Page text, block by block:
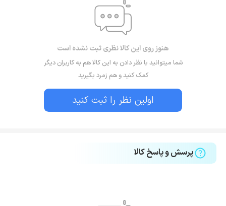
هنوز روی این کالا نظری ثبت نشده است
شما میتوانید با نظر دادن به این کالا هم به کاربران دیگر
کمک کنید و هم زمرد بگیرید
اولین نظر را ثبت کنید
پرسش و پاسخ کالا